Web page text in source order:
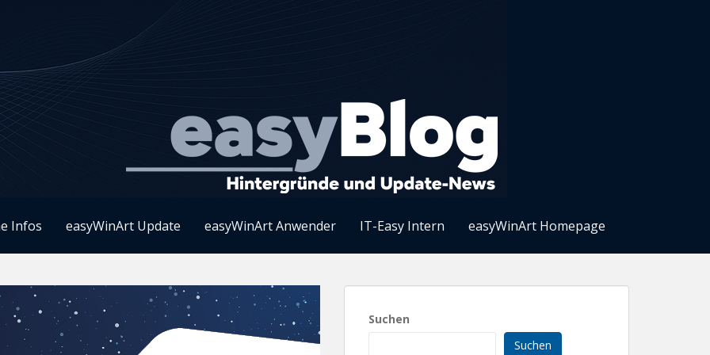
Infos easyWinArt Update easyWinArt Anwender IT-Easy Intern easyWinArt Homepage
Suchen
Suchen